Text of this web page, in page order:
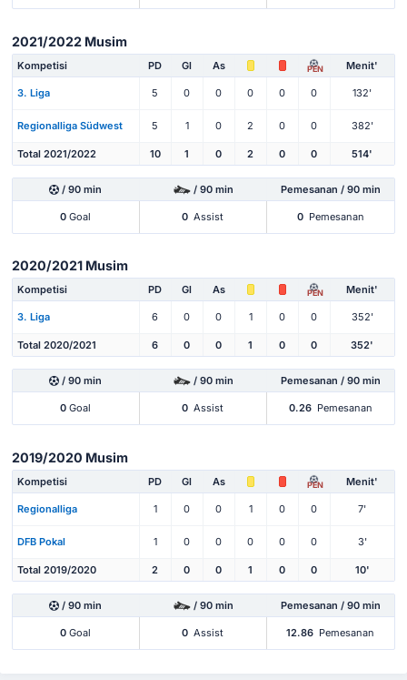
2021/2022 Musim
Kompetisi PD Gl As PEN Menit'
3. Liga 5 0 0 0 0 0 132'
Regionalliga Südwest 5 1 0 2 0 0 382'
Total 2021/2022 10 1 0 2 0 0 514'
/ 90 min / 90 min Pemesanan / 90 min
0 Goal 0 Assist 0 Pemesanan
2020/2021 Musim
Kompetisi PD Gl As PEN Menit'
3. Liga 6 0 0 1 0 0 352'
Total 2020/2021 6 0 0 1 0 0 352'
/ 90 min / 90 min Pemesanan / 90 min
0 Goal 0 Assist 0.26 Pemesanan
2019/2020 Musim
Kompetisi PD Gl As PEN Menit'
Regionalliga 1 0 0 1 0 0 7'
DFB Pokal 1 0 0 0 0 0 3'
Total 2019/2020 2 0 0 1 0 0 10'
/ 90 min / 90 min Pemesanan / 90 min
0 Goal 0 Assist 12.86 Pemesanan